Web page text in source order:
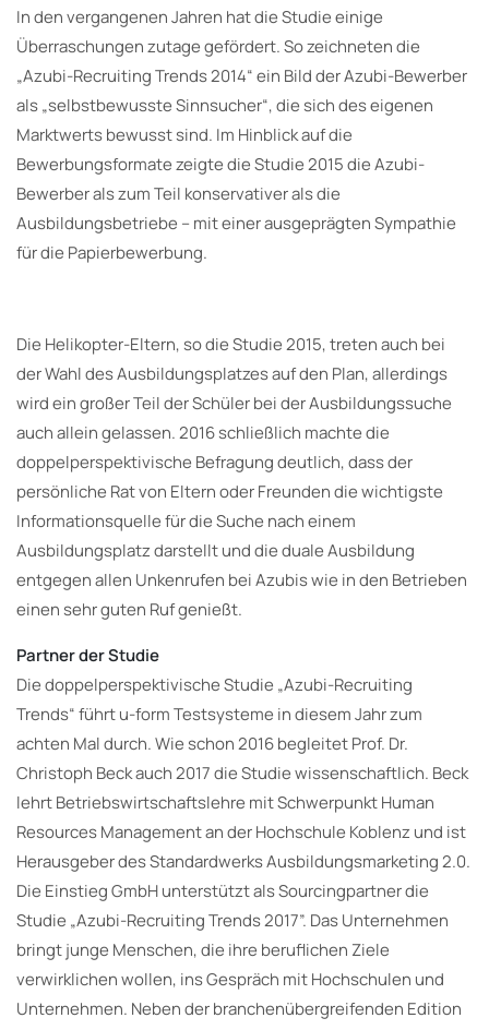
In den vergangenen Jahren hat die Studie einige
Überraschungen zutage gefördert. So zeichneten die
„Azubi-Recruiting Trends 2014“ ein Bild der Azubi-Bewerber
als „selbstbewusste Sinnsucher“, die sich des eigenen
Marktwerts bewusst sind. Im Hinblick auf die
Bewerbungsformate zeigte die Studie 2015 die Azubi-
Bewerber als zum Teil konservativer als die
Ausbildungsbetriebe – mit einer ausgeprägten Sympathie
für die Papierbewerbung.
Die Helikopter-Eltern, so die Studie 2015, treten auch bei
der Wahl des Ausbildungsplatzes auf den Plan, allerdings
wird ein großer Teil der Schüler bei der Ausbildungssuche
auch allein gelassen. 2016 schließlich machte die
doppelperspektivische Befragung deutlich, dass der
persönliche Rat von Eltern oder Freunden die wichtigste
Informationsquelle für die Suche nach einem
Ausbildungsplatz darstellt und die duale Ausbildung
entgegen allen Unkenrufen bei Azubis wie in den Betrieben
einen sehr guten Ruf genießt.
Partner der Studie
Die doppelperspektivische Studie „Azubi-Recruiting
Trends“ führt u-form Testsysteme in diesem Jahr zum
achten Mal durch. Wie schon 2016 begleitet Prof. Dr.
Christoph Beck auch 2017 die Studie wissenschaftlich. Beck
lehrt Betriebswirtschaftslehre mit Schwerpunkt Human
Resources Management an der Hochschule Koblenz und ist
Herausgeber des Standardwerks Ausbildungsmarketing 2.0.
Die Einstieg GmbH unterstützt als Sourcingpartner die
Studie „Azubi-Recruiting Trends 2017”. Das Unternehmen
bringt junge Menschen, die ihre beruflichen Ziele
verwirklichen wollen, ins Gespräch mit Hochschulen und
Unternehmen. Neben der branchenübergreifenden Edition